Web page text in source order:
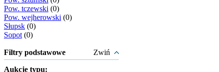
Pow. tczewski (0)
Pow. wejherowski (0)
Słupsk (0)
Sopot (0)
Filtry podstawowe Zwiń
Aukcje typu: